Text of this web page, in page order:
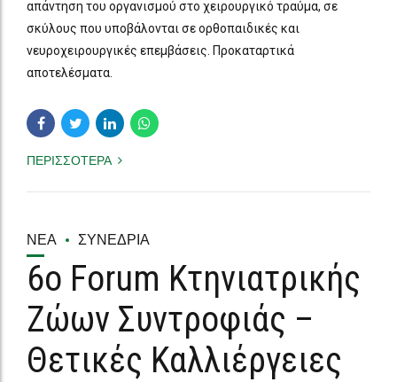
νευροχειρουργικές επεμβάσεις. Προκαταρτικά
αποτελέσματα.
ΠΕΡΙΣΣΟΤΕΡΑ
6ο Forum Κτηνιατρικής
Ζώων Συντροφιάς –
Θετικές Καλλιέργειες
Ούρων